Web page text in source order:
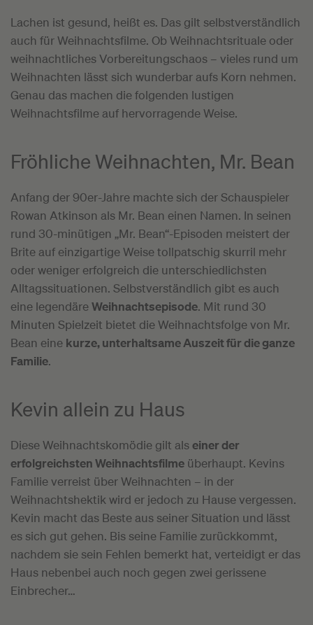
Lachen ist gesund, heißt es. Das gilt selbstverständlich
auch für Weihnachtsfilme. Ob Weihnachtsrituale oder
weihnachtliches Vorbereitungschaos – vieles rund um
Weihnachten lässt sich wunderbar aufs Korn nehmen.
Genau das machen die folgenden lustigen
Weihnachtsfilme auf hervorragende Weise.
Fröhliche Weihnachten, Mr. Bean
Anfang der 90er-Jahre machte sich der Schauspieler
Rowan Atkinson als Mr. Bean einen Namen. In seinen
rund 30-minütigen „Mr. Bean“-Episoden meistert der
Brite auf einzigartige Weise tollpatschig skurril mehr
oder weniger erfolgreich die unterschiedlichsten
Alltagssituationen. Selbstverständlich gibt es auch
eine legendäreWeihnachtsepisode. Mit rund 30
Minuten Spielzeit bietet die Weihnachtsfolge von Mr.
Bean eine kurze, unterhaltsame Auszeit für die ganze
Familie.
Kevin allein zu Haus
Diese Weihnachtskomödie gilt alseiner der
erfolgreichsten Weihnachtsfilme überhaupt. Kevins
Familie verreist über Weihnachten – in der
Weihnachtshektik wird er jedoch zu Hause vergessen.
Kevin macht das Beste aus seiner Situation und lässt
es sich gut gehen. Bis seine Familie zurückkommt,
nachdem sie sein Fehlen bemerkt hat, verteidigt er das
Haus nebenbei auch noch gegen zwei gerissene
Einbrecher…